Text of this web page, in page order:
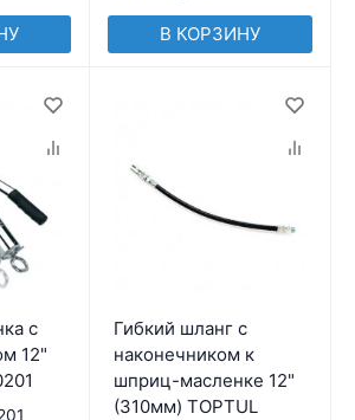
В КОРЗИНУ
с
12"
Гибкий шланг с
наконечником к
шприц-масленке 12"
(310мм) TOPTUL